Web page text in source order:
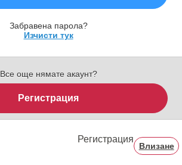
Забравена парола?
Изчисти тук
Все още нямате акаунт?
Регистрация
Регистрация
Влизане